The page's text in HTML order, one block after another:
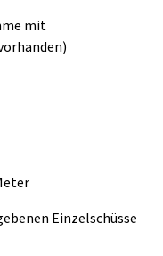
mit
Einzelschüsse